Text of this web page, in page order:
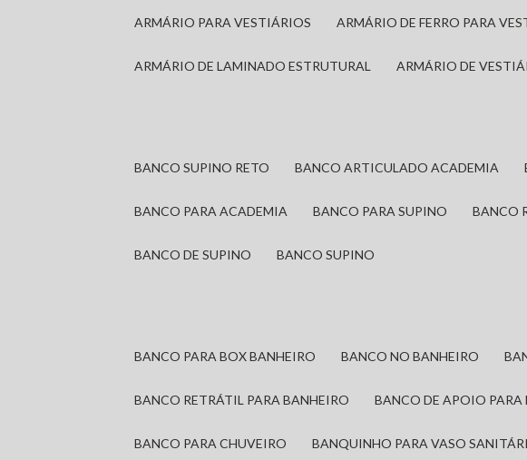
ARMÁRIO PARA VESTIÁRIOS ARMÁRIO DE FERRO PARA
ARMÁRIO DE LAMINADO ESTRUTURAL ARMÁRIO DE
BANCO SUPINO RETO BANCO ARTICULADO ACADEMIA
BANCO PARA ACADEMIA BANCO PARA SUPINO BANCO
BANCO DE SUPINO BANCO SUPINO
BANCO PARA BOX BANHEIRO BANCO NO BANHEIRO
BANCO RETRÁTIL PARA BANHEIRO BANCO DE APOIO
BANCO PARA CHUVEIRO BANQUINHO PARA VASO